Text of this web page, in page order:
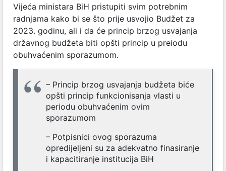
Vijeća ministara BiH pristupiti svim potrebnim
radnjama kako bi se što prije usvojio Budžet za
2023. godinu, ali i da će princip brzog usvajanja
državnog budžeta biti opšti princip u preiodu
obuhvaćenim sporazumom.
– Princip brzog usvajanja budžeta biće
opšti princip funkcionisanja vlasti u
periodu obuhvaćenim ovim
sporazumom
– Potpisnici ovog sporazuma
opredijeljeni su za adekvatno finasiranje
i kapacitiranje institucija BiH